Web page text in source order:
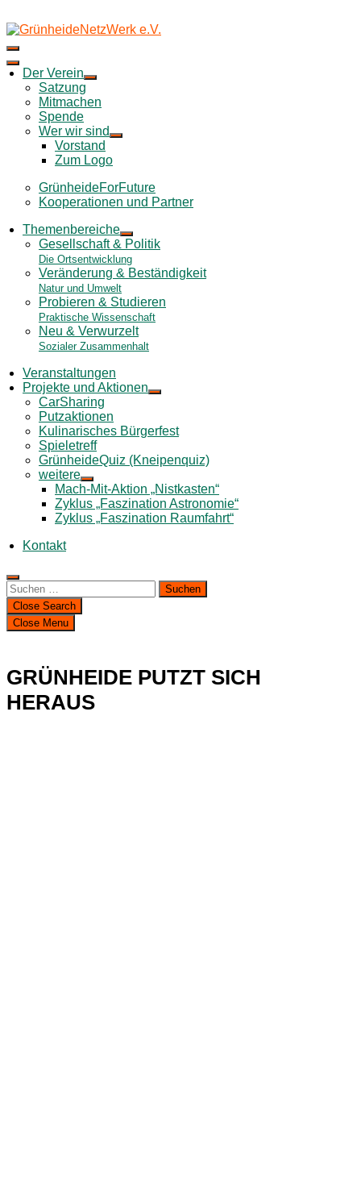
to
Der Verein
Satzung
Mitmachen
Spende
Wer wir sind
Vorstand
Zum Logo
GrünheideForFuture
Kooperationen und Partner
Themenbereiche
Gesellschaft & Politik
Die Ortsentwicklung
Veränderung & Beständigkeit
Natur und Umwelt
Probieren & Studieren
Praktische Wissenschaft
Neu & Verwurzelt
Sozialer Zusammenhalt
Veranstaltungen
Projekte und Aktionen
CarSharing
Putzaktionen
Kulinarisches Bürgerfest
Spieletreff
GrünheideQuiz (Kneipenquiz)
weitere
Mach-Mit-Aktion „Nistkasten“
Zyklus „Faszination Astronomie“
Zyklus „Faszination Raumfahrt“
Kontakt
Suchen
nach:
Close Search
Close Menu
GRÜNHEIDE PUTZT SICH
HERAUS